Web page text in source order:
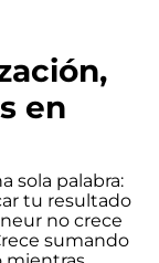
en
sola palabra:
tu resultado
no crece
sumando